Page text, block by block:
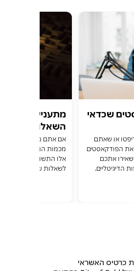
שכדאי
או שאתם
את הפודקאסטים
אתכם
הדיגיטליים.
מתעניינים
השאלות
שכיחות
אם אתם מתעניינים
מכמות המידע ושטף
לשאלות שכל
כרטיס האשראי